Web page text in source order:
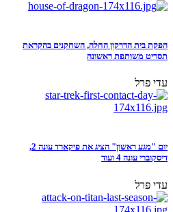
הפקת בית הדרקון החלה, השחקנים בהקראת
תסריט משותפת ראשונה
עדי פרל
יום "מגע ראשון" הציג את פיקארד עונה 2,
דיסקוברי עונה 4 ועוד
עדי פרל